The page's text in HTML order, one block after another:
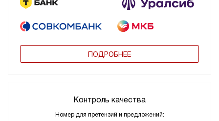
ПОДРОБНЕЕ
Контроль качества
Номер для претензий и предложений: